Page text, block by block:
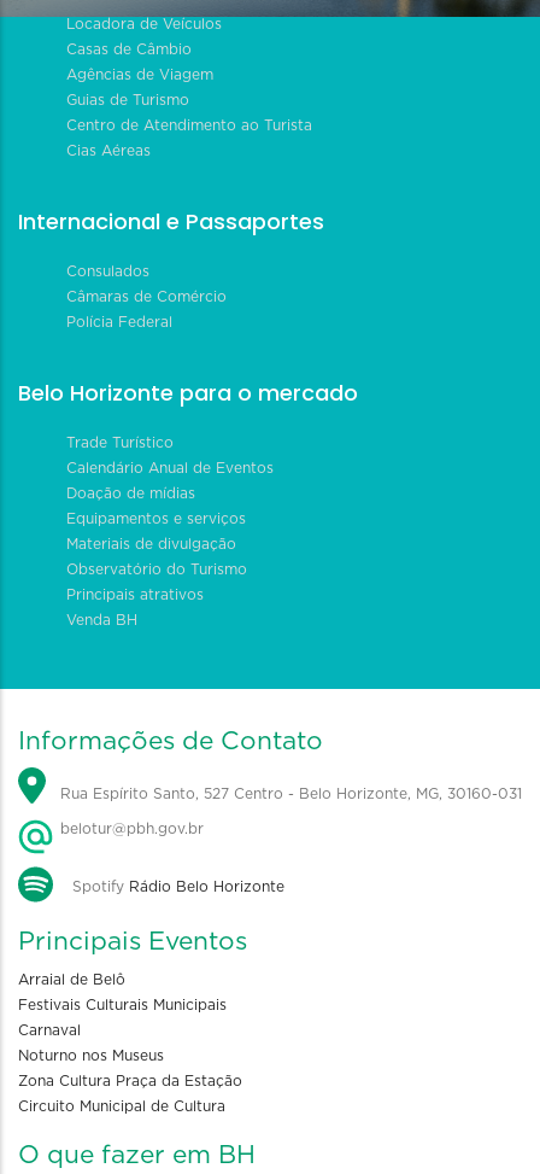
Locadora de Veículos
Casas de Câmbio
Agências de Viagem
Guias de Turismo
Centro de Atendimento ao Turista
Cias Aéreas
Internacional e Passaportes
Consulados
Câmaras de Comércio
Polícia Federal
Belo Horizonte para o mercado
Trade Turístico
Calendário Anual de Eventos
Doação de mídias
Equipamentos e serviços
Materiais de divulgação
Observatório do Turismo
Principais atrativos
Venda BH
Informações de Contato
Rua Espírito Santo, 527 Centro - Belo Horizonte, MG, 30160-031
belotur@pbh.gov.br
Spotify Rádio Belo Horizonte
Principais Eventos
Arraial de Belô
Festivais Culturais Municipais
Carnaval
Noturno nos Museus
Zona Cultura Praça da Estação
Circuito Municipal de Cultura
O que fazer em BH